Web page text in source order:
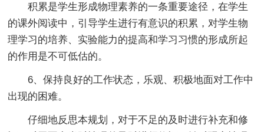
积累是学生形成物理素养的一条重要途径，在学生
的课外阅读中，引导学生进行有意识的积累，对学生物
理学习的培养、实验能力的提高和学习习惯的形成所起
的作用是不可低估的。
6、保持良好的工作状态，乐观、积极地面对工作中
出现的困难。
仔细地反思本规划，对于不足的及时进行补充和修